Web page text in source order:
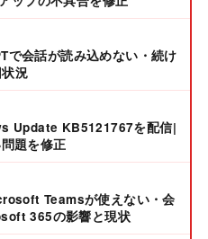
で会話が読み込めない・続け
況
Update KB5121767を配信|
題を修正
Teamsが使えない・会
365の影響と現状